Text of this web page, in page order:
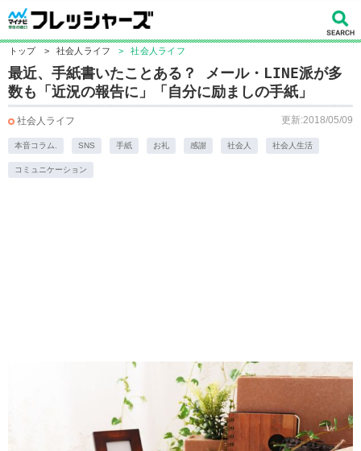
トップ > 社会人ライフ > 社会人ライフ
最近、手紙書いたことある？ メール・LINE派が多
数も「近況の報告に」「自分に励ましの手紙」
社会人ライフ 更新:2018/05/09
本音コラム. SNS 手紙 お礼 感謝 社会人 社会人生活
コミュニケーション